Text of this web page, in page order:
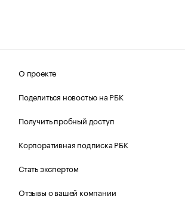
О проекте
Поделиться новостью на РБК
Получить пробный доступ
Корпоративная подписка РБК
Стать экспертом
Отзывы о вашей компании